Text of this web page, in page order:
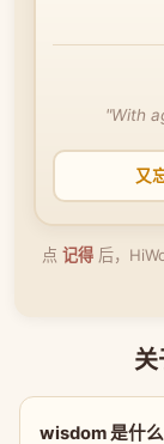
"With
又
点 记得后，
wisdom 是什么